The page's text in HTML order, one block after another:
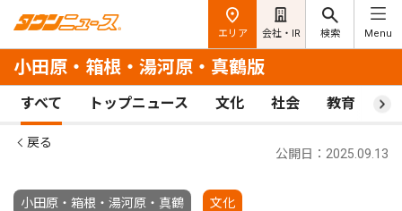
エリア 会社・IR 検索 Menu
小田原・箱根・湯河原・真鶴版
すべて トップニュース 文化 社会 教育 ス
戻る
小田原・箱根・湯河原・真鶴 文化
公開日：2025.09.13